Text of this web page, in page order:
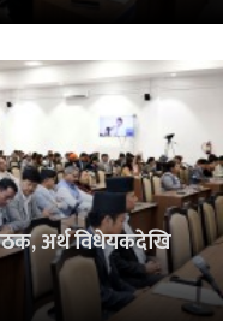
अर्थ विधेयकदेखि